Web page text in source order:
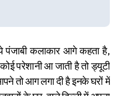
पंजाबी कलाकार आगे कहता है,
परेशानी आ जाती है तो ड्यूटी
तो आग लगा दी है इनके घरों में